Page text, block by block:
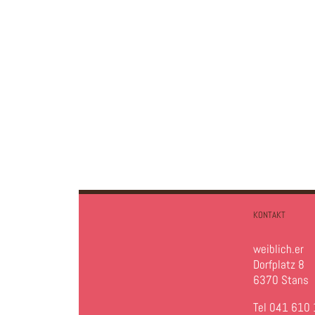
KONTAKT
weiblich.er
Dorfplatz 8
6370 Stans
Tel 041 610